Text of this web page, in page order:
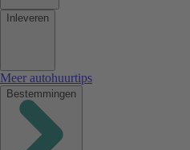
Inleveren
Meer autohuurtips
Bestemmingen